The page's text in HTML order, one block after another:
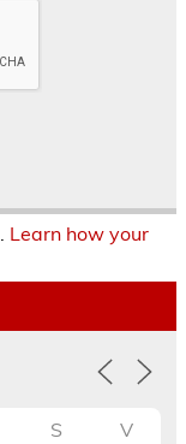
Learn how your
S V